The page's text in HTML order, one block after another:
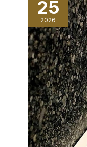
25
2026